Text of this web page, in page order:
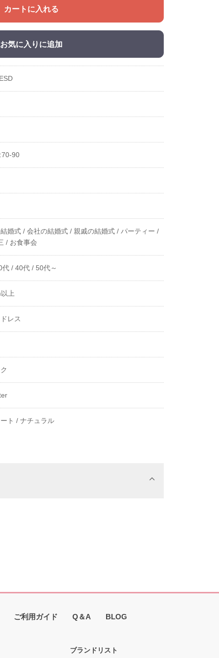
カートに入れる
お気に入りに追加
90
婚式 / 会社の結婚式 / 親戚の結婚式 / パーティー /
/ お食事会
代 / 40代 / 50代～
上
レス
ト / ナチュラル
ご利用ガイド Q＆A BLOG
ブランドリスト